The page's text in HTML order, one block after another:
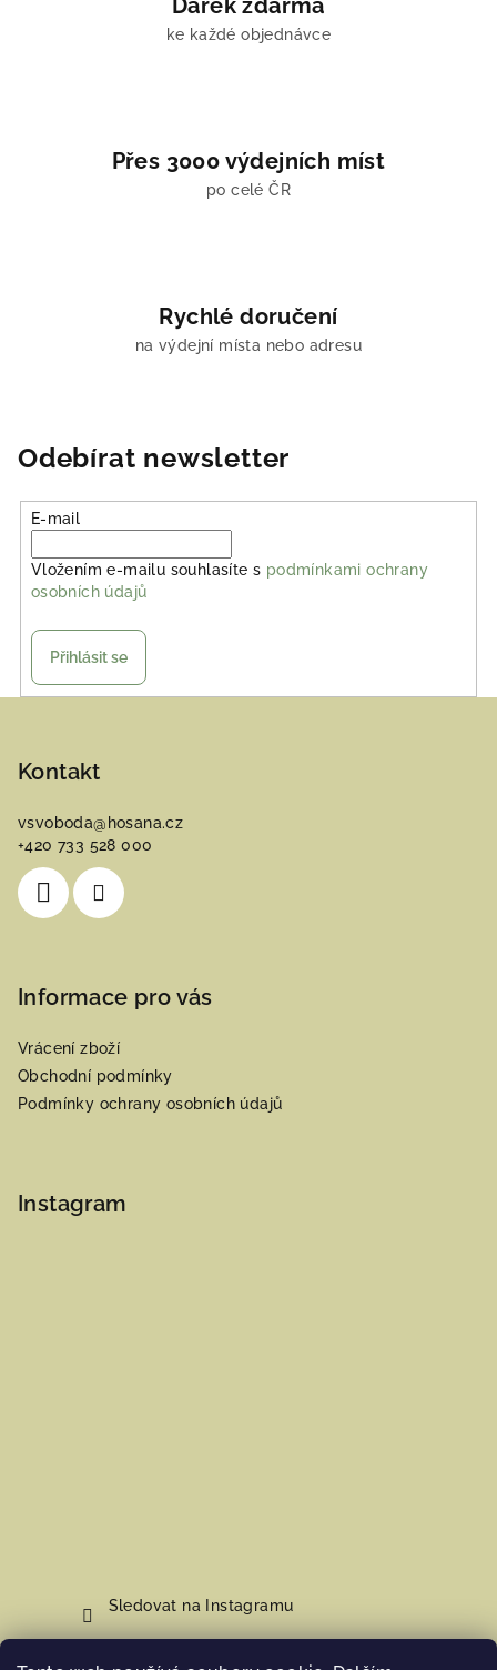
s
u
Dárek zdarma
ke každé objednávce
Přes 3000 výdejních míst
po celé ČR
Rychlé doručení
na výdejní místa nebo adresu
Odebírat newsletter
E-mail
Vložením e-mailu souhlasíte s podmínkami ochrany
osobních údajů
Přihlásit se
Kontakt
vsvoboda@ hosana.cz
+420 733 528 000
Informace pro vás
Vrácení zboží
Obchodní podmínky
Podmínky ochrany osobních údajů
Instagram
Sledovat na Instagramu